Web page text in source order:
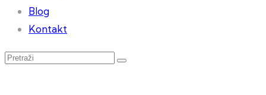
Blog
Kontakt